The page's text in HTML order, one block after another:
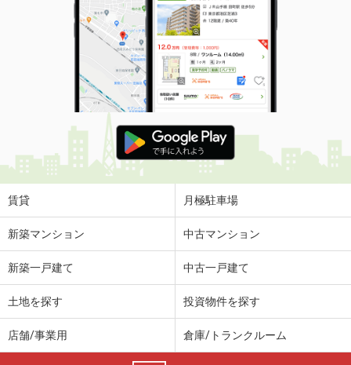
賃貸 月極駐車場
新築マンション 中古マンション
新築一戸建て 中古一戸建て
土地を探す 投資物件を探す
店舗/事業用 倉庫/トランクルーム